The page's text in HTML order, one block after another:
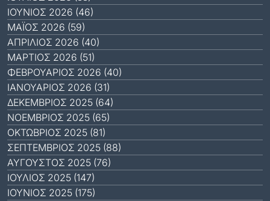
ΙΟΎΝΙΟΣ 2026 (46)
ΜΆΙΟΣ 2026 (59)
ΑΠΡΊΛΙΟΣ 2026 (40)
ΜΆΡΤΙΟΣ 2026 (51)
ΦΕΒΡΟΥΆΡΙΟΣ 2026 (40)
ΙΑΝΟΥΆΡΙΟΣ 2026 (31)
ΔΕΚΈΜΒΡΙΟΣ 2025 (64)
ΝΟΈΜΒΡΙΟΣ 2025 (65)
ΟΚΤΏΒΡΙΟΣ 2025 (81)
ΣΕΠΤΈΜΒΡΙΟΣ 2025 (88)
ΑΎΓΟΥΣΤΟΣ 2025 (76)
ΙΟΎΛΙΟΣ 2025 (147)
ΙΟΎΝΙΟΣ 2025 (175)